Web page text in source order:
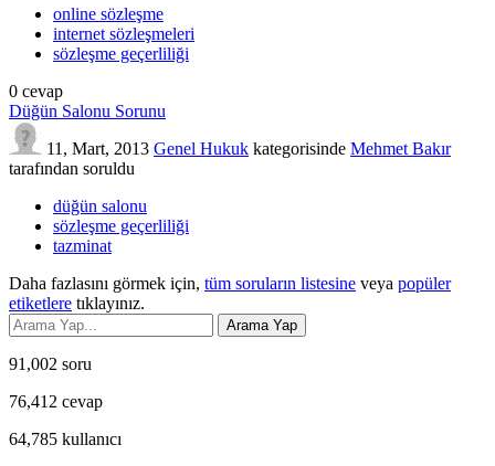
online sözleşme
internet sözleşmeleri
sözleşme geçerliliği
0 cevap
Düğün Salonu Sorunu
11, Mart, 2013 Genel Hukuk kategorisinde Mehmet Bakır
tarafından soruldu
düğün salonu
sözleşme geçerliliği
tazminat
Daha fazlasını görmek için, tüm soruların listesine veya popüler
etiketlere tıklayınız.
91,002 soru
76,412 cevap
64,785 kullanıcı